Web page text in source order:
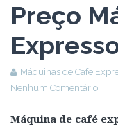
Preço
Máquinas de Cafe
Nenhum Comentário
Máquina de café